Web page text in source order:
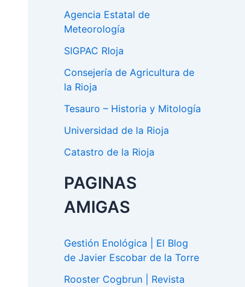
Agencia Estatal de
Meteorología
SIGPAC RIoja
Consejería de Agricultura de
la Rioja
Tesauro – Historia y Mitología
Universidad de la Rioja
Catastro de la Rioja
PAGINAS
AMIGAS
Gestión Enológica | El Blog
de Javier Escobar de la Torre
Rooster Cogbrun | Revista